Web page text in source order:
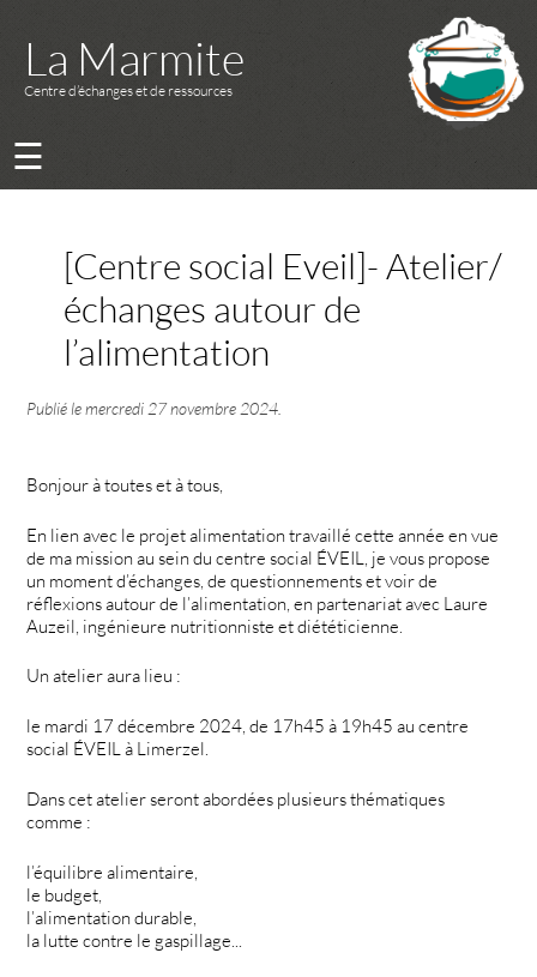
La Marmite
Centre d’échanges et de ressources
☰
[Centre social Eveil]- Atelier/
échanges autour de
l’alimentation
Publié lemercredi 27 novembre 2024
Bonjour à toutes et à tous,
En lien avec le projet alimentation travaillé cette année en vue
de ma mission au sein du centre social ÉVEIL, je vous propose
un moment d’échanges, de questionnements et voir de
réflexions autour de l’alimentation, en partenariat avec Laure
Auzeil, ingénieure nutritionniste et diététicienne.
Un atelier aura lieu :
le mardi 17 décembre 2024, de 17h45 à 19h45 au centre
social ÉVEIL à Limerzel.
Dans cet atelier seront abordées plusieurs thématiques
comme :
l’équilibre alimentaire,
le budget,
l’alimentation durable,
la lutte contre le gaspillage...